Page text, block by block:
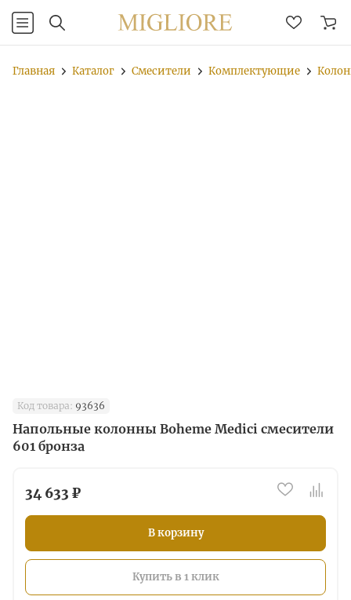
Главная Каталог Смесители Комплектующие
Код товара: 93636
Напольные колонны Boheme Medici смесители
601 бронза
34 633 ₽
В корзину
Купить в 1 клик